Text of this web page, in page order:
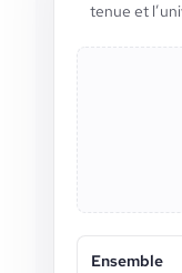
tenue et
Ensemble